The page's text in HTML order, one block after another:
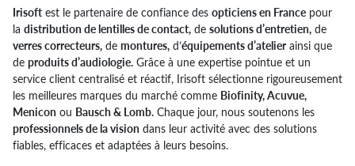
Irisoft est le partenaire de confiance des opticiens en France pour
la distribution de lentilles de contact, de solutions d’entretien, de
verres correcteurs, de montures, d’équipements d’atelierainsi que
de produits d’audiologie. Grâce à une expertise pointue et un
service client centralisé et réactif, Irisoft sélectionne rigoureusement
les meilleures marques du marché comme Biofinity, Acuvue,
Menicon ou Bausch & Lomb. Chaque jour, nous soutenons les
professionnels de la vision dans leur activité avec des solutions
fiables, efficaces et adaptées à leurs besoins.